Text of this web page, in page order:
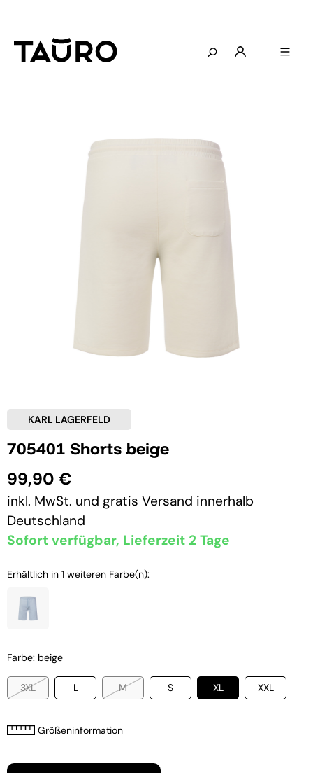
KARL LAGERFELD
705401 Shorts beige
99,90 €
inkl. MwSt. und gratis Versand innerhalb
Deutschland
Sofort verfügbar, Lieferzeit 2 Tage
Erhältlich in 1 weiteren Farbe(n):
Farbe: beige
3XL L M S XL XXL
Größeninformation